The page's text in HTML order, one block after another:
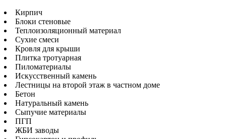
Кирпич
Блоки стеновые
Теплоизоляционный материал
Сухие смеси
Кровля для крыши
Плитка тротуарная
Пиломатериалы
Искусственный камень
Лестницы на второй этаж в частном доме
Бетон
Натуральный камень
Сыпучие материалы
ПГП
ЖБИ заводы